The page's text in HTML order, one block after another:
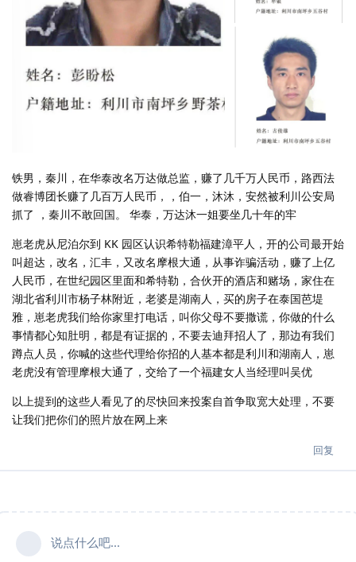
铁男，秦川，在华泰改名万达做总监，赚了几千万人民币，路西法
做睿博团长赚了几百万人民币，，伯一，沐沐，安然被利川公安局
抓了 ，秦川不敢回国。 华泰，万达沐一姐要坐几十年的牢
崽老虎从尼泊尔到 KK 园区认识希特勒福建漳平人，开的公司最开始
叫超达，改名，汇丰，又改名摩根大通，从事诈骗活动，赚了上亿
人民币，在世纪园区里面和希特勒，合伙开的酒店和赌场，家住在
湖北省利川市杨子林附近，老婆是湖南人，买的房子在泰国芭堤
雅，崽老虎我们给你家里打电话，叫你父母不要撒谎，你做的什么
事情都心知肚明，都是有证据的，不要去迪拜招人了，那边有我们
蹲点人员，你喊的这些代理给你招的人基本都是利川和湖南人，崽
老虎没有管理摩根大通了，交给了一个福建女人当经理叫吴优
以上提到的这些人看见了的尽快回来投案自首争取宽大处理，不要
让我们把你们的照片放在网上来
回复
说点什么吧...